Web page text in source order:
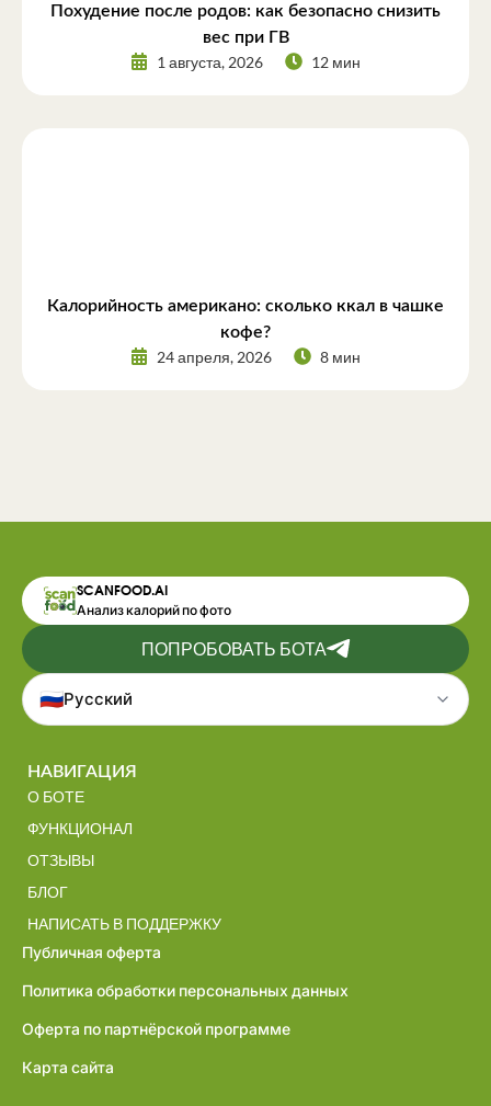
Похудение после родов: как безопасно снизить
вес при ГВ
1 августа, 2026 12 мин
Калорийность американо: сколько ккал в чашке
кофе?
24 апреля, 2026 8 мин
SCANFOOD.AI
Анализ калорий по фото
ПОПРОБОВАТЬ БОТА
🇷🇺Русский
НАВИГАЦИЯ
О БОТЕ
ФУНКЦИОНАЛ
ОТЗЫВЫ
БЛОГ
НАПИСАТЬ В ПОДДЕРЖКУ
Публичная оферта
Политика обработки персональных данных
Оферта по партнёрской программе
Карта сайта